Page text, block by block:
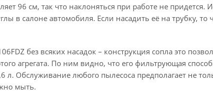
96 см, так что наклоняться при работе не придется.
в салоне автомобиля. Если насадить её на трубку, то
без всяких насадок – конструкция сопла это
агрегата. По ним видно, что его фильтрующая
л. Обслуживание любого пылесоса предполагает не
мыть.